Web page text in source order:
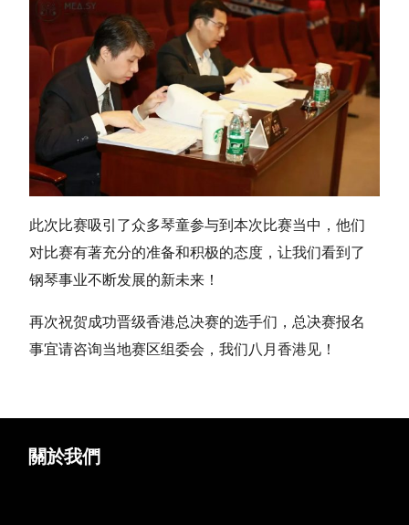
此次比赛吸引了众多琴童参与到本次比赛当中，他们
对比赛有著充分的准备和积极的态度，让我们看到了
钢琴事业不断发展的新未来！
再次祝贺成功晋级香港总决赛的选手们，总决赛报名
事宜请咨询当地赛区组委会，我们八月香港见！
關於我們